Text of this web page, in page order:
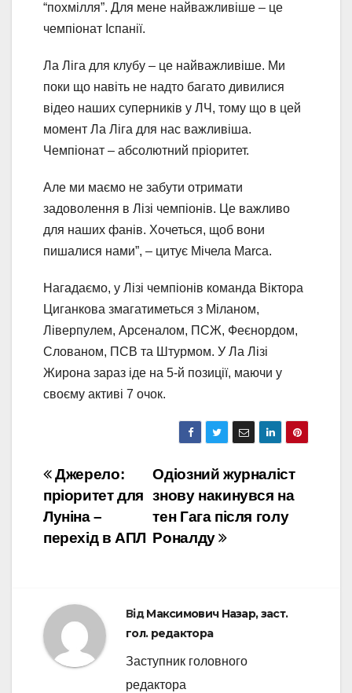
“похмілля”. Для мене найважливіше – це
чемпіонат Іспанії.
Ла Ліга для клубу – це найважливіше. Ми
поки що навіть не надто багато дивилися
відео наших суперників у ЛЧ, тому що в цей
момент Ла Ліга для нас важливіша.
Чемпіонат – абсолютний пріоритет.
Але ми маємо не забути отримати
задоволення в Лізі чемпіонів. Це важливо
для наших фанів. Хочеться, щоб вони
пишалися нами”, – цитує Мічела Marca.
Нагадаємо, у Лізі чемпіонів команда Віктора
Циганкова змагатиметься з Міланом,
Ліверпулем, Арсеналом, ПСЖ, Феєнордом,
Слованом, ПСВ та Штурмом. У Ла Лізі
Жирона зараз іде на 5-й позиції, маючи у
своєму активі 7 очок.
Навігація
записів
Одіозний журналіст
знову накинувся на
тен Гага після голу
Роналду
Джерело:
пріоритет для
Луніна –
перехід в АПЛ
ВідМаксимович Назар, заст.
гол. редактора
Заступник головного
редактора